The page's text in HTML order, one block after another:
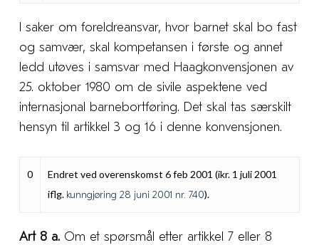
I saker om foreldreansvar, hvor barnet skal bo fast
og samvær, skal kompetansen i første og annet
ledd utøves i samsvar med Haagkonvensjonen av
25. oktober 1980 om de sivile aspektene ved
internasjonal barnebortføring. Det skal tas særskilt
hensyn til artikkel 3 og 16 i denne konvensjonen.
0
Endret ved overenskomst 6 feb 2001 (ikr. 1 juli 2001
iflg. kunngjøring 28 juni 2001 nr. 740).
Art 8 a.Om et spørsmål etter artikkel 7 eller 8